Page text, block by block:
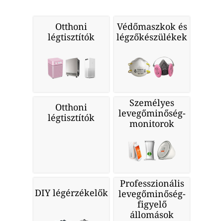
Otthoni
légtisztítók
Védőmaszkok és
légzőkészülékek
Otthoni
légtisztítók
Személyes
levegőminőség-
monitorok
DIY légérzékelők
Professzionális
levegőminőség-
figyelő
állomások